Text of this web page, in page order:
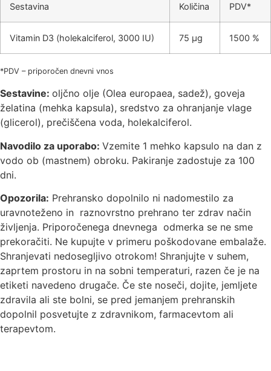
Sestavina Količina PDV*
Vitamin D3 (holekalciferol, 3000 IU) 75 µg 1500 %
*PDV – priporočen dnevni vnos
Sestavine: oljčno olje (Olea europaea, sadež), goveja
želatina (mehka kapsula), sredstvo za ohranjanje vlage
(glicerol), prečiščena voda, holekalciferol.
Navodilo za uporabo: Vzemite 1 mehko kapsulo na dan z
vodo ob (mastnem) obroku. Pakiranje zadostuje za 100
dni.
Opozorila: Prehransko dopolnilo ni nadomestilo za
uravnoteženo in raznovrstno prehrano ter zdrav način
življenja. Priporočenega dnevnega odmerka se ne sme
prekoračiti. Ne kupujte v primeru poškodovane embalaže.
Shranjevati nedosegljivo otrokom! Shranjujte v suhem,
zaprtem prostoru in na sobni temperaturi, razen če je na
etiketi navedeno drugače. Če ste noseči, dojite, jemljete
zdravila ali ste bolni, se pred jemanjem prehranskih
dopolnil posvetujte z zdravnikom, farmacevtom ali
terapevtom.